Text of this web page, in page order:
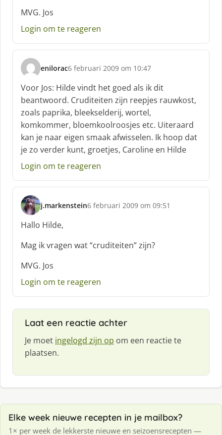
MVG. Jos
Login om te reageren
enilorac
s
c
h
r
e
e
f
:
6 februari 2009 om 10:47
Voor Jos: Hilde vindt het goed als ik dit
beantwoord. Cruditeiten zijn reepjes rauwkost,
zoals paprika, bleekselderij, wortel,
komkommer, bloemkoolroosjes etc. Uiteraard
kan je naar eigen smaak afwisselen. Ik hoop dat
je zo verder kunt, groetjes, Caroline en Hilde
Login om te reageren
j.markenstein
s
c
h
r
e
:
6 februari 2009 om 09:51
Hallo Hilde,
Mag ik vragen wat “cruditeiten” zijn?
MVG. Jos
Login om te reageren
Laat een reactie achter
Je moet ingelogd zijn op om een reactie te
plaatsen.
Elke week nieuwe recepten in je mailbox?
1× per week de lekkerste nieuwe en seizoensrecepten —